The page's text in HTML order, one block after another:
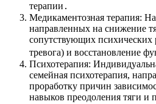
терапии․
Медикаментозная терапия:
направленных на снижение
сопутствующих психических
тревога) и восстановление
Психотерапия:
семейная психотерапия,
проработку причин
навыков преодоления тяги и